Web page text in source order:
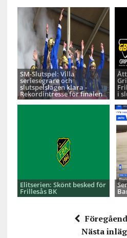
SM-Slutspel: Villa
seriesegrare och
slutspelslagen klara -
Rekordintresse för finalen i
Elitserien: Skönt besked för
Frillesås BK
Nästa